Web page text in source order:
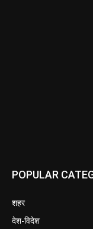
POPULAR
शहर
देश-विदेश